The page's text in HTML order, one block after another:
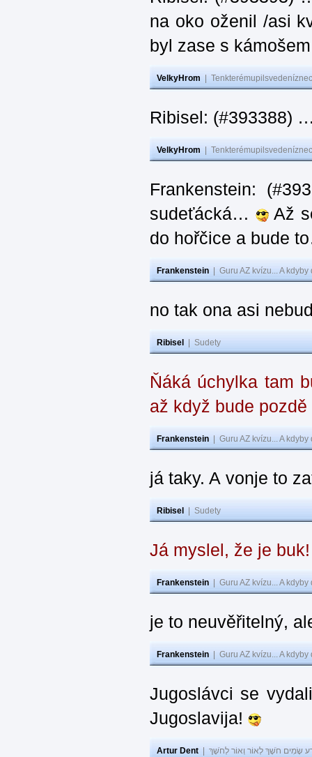
na oko oženil /asi
byl zase s
VelkyHrom
Ribisel: (#393388)
VelkyHrom
Frankenstein:
sudeťácká…
Až
do hořčice a bude
Frankenstein Guru AZ kvízu... A
no tak ona asi
Ribisel Sudety
Ňáká úchylka tam
až když bude pozdě
Frankenstein Guru AZ kvízu... A
já taky. A vonje to
Ribisel Sudety
Já myslel, že je
Frankenstein Guru AZ kvízu... A
je to neuvěřitelný,
Frankenstein Guru AZ kvízu... A
Jugoslávci se
Jugoslavija!
Artur Dent שָׂמִים חֹשֶׁךְ לְאוֹר וְאוֹר לְחֹשֶׁךְ